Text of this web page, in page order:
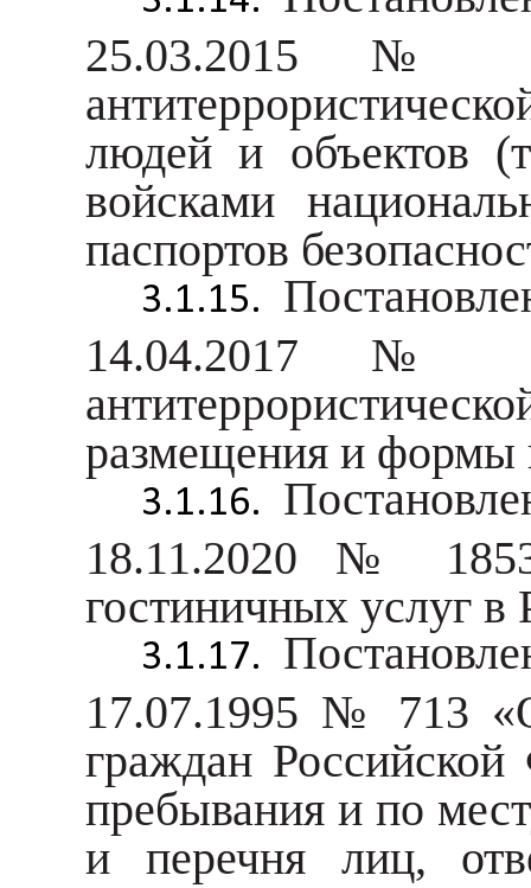
25.03.2015 №
людей и объектов
войсками
паспортов
14.04.2017 №
размещения и формы
18.11.2020 № 1853
гостиничных услуг в
17.07.1995 № 713
граждан Российской
пребывания и по
и перечня лиц,